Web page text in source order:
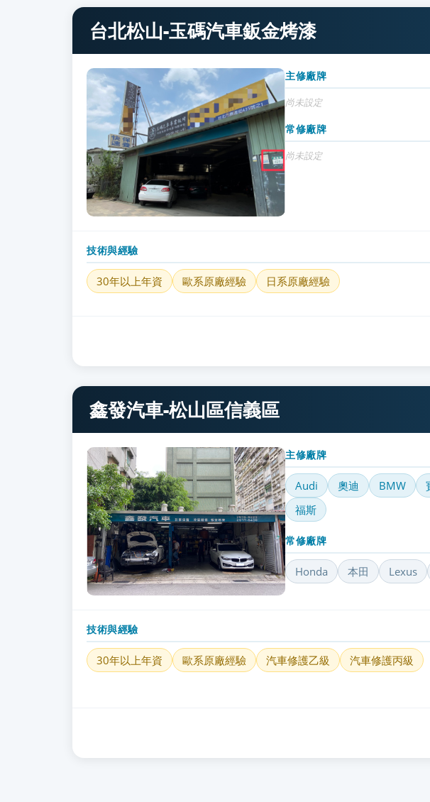
台北松山-玉碼汽車鈑金烤漆
主修廠牌
尚未設定
常修廠牌
尚未設定
技術與經驗
30年以上年資 歐系原廠經驗 日系原廠經驗
鑫發汽車-松山區信義區
主修廠牌
Audi 奧迪 BMW
福斯
常修廠牌
Honda 本田 Lexus
技術與經驗
30年以上年資 歐系原廠經驗 汽車修護乙級 汽車修護丙級